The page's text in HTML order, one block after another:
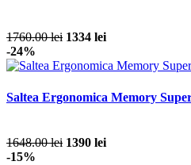
1760.00 lei 1334 lei
-24%
Saltea Ergonomica Memory
1648.00 lei 1390 lei
-15%